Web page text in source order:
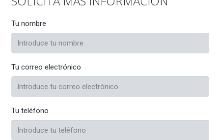
Tu nombre
Tu correo electrónico
Tu teléfono